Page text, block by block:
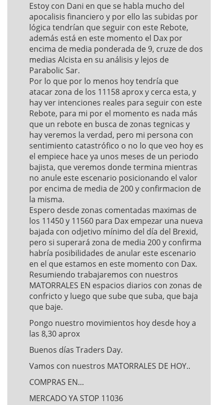
Estoy con Dani en que se habla mucho del
apocalisis financiero y por ello las subidas por
lógica tendrían que seguir con este Rebote,
además está en este momento el Dax por
encima de media ponderada de 9, cruze de dos
medias Alcista en su análisis y lejos de
Parabolic Sar.
Por lo que por lo menos hoy tendría que
atacar zona de los 11158 aprox y cerca esta, y
hay ver intenciones reales para seguir con este
Rebote, para mi por el momento es nada más
que un rebote en busca de zonas tegnicas y
hay veremos la verdad, pero mi persona con
sentimiento catastrófico o no lo que veo hoy es
el empiece hace ya unos meses de un periodo
bajista, que veremos donde termina mientras
no anule este escenario posicionando el valor
por encima de media de 200 y confirmacion de
la misma.
Espero desde zonas comentadas maximas de
los 11450 y 11560 para Dax empezar una nueva
bajada con odjetivo mínimo del día del Brexid,
pero si superará zona de media 200 y confirma
habría posibilidades de anular este escenario
en el que estamos en este momento con Dax.
Resumiendo trabajaremos con nuestros
MATORRALES EN espacios diarios con zonas de
confricto y luego que sube que suba, que baja
que baje.
Pongo nuestro movimientos hoy desde hoy a
las 8,30 aprox
Buenos días Traders Day.
Vamos con nuestros MATORRALES DE HOY..
COMPRAS EN…
MERCADO YA STOP 11036